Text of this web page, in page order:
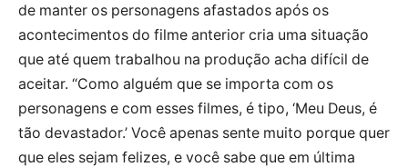
de manter os personagens afastados após os
acontecimentos do filme anterior cria uma situação
que até quem trabalhou na produção acha difícil de
aceitar. “Como alguém que se importa com os
personagens e com esses filmes, é tipo, ‘Meu Deus, é
tão devastador.’ Você apenas sente muito porque quer
que eles sejam felizes, e você sabe que em última